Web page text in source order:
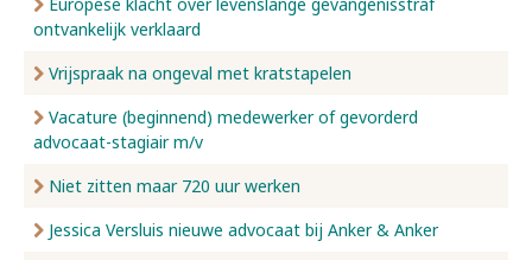
ontvankelijk verklaard
Vrijspraak na ongeval met kratstapelen
Vacature (beginnend) medewerker of gevorderd
advocaat-stagiair m/v
Niet zitten maar 720 uur werken
Jessica Versluis nieuwe advocaat bij Anker & Anker